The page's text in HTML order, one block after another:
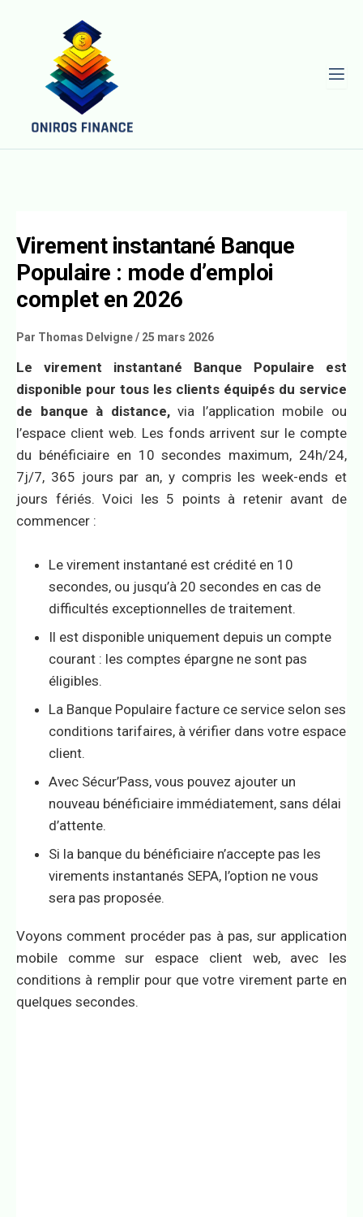
Virement instantané Banque
Populaire : mode d’emploi
complet en 2026
Par Thomas Delvigne/ 25 mars 2026
Le virement instantané Banque Populaire est
disponible pour tous les clients équipés du service
de banque à distance,via l’application mobile ou
l’espace client web. Les fonds arrivent sur le compte
du bénéficiaire en 10 secondes maximum, 24h/24,
7j/7, 365 jours par an, y compris les week-ends et
jours fériés. Voici les 5 points à retenir avant de
commencer :
Le virement instantané est crédité en 10
secondes, ou jusqu’à 20 secondes en cas de
difficultés exceptionnelles de traitement.
Il est disponible uniquement depuis un compte
courant : les comptes épargne ne sont pas
éligibles.
La Banque Populaire facture ce service selon ses
conditions tarifaires, à vérifier dans votre espace
client.
Avec Sécur’Pass, vous pouvez ajouter un
nouveau bénéficiaire immédiatement, sans délai
d’attente.
Si la banque du bénéficiaire n’accepte pas les
virements instantanés SEPA, l’option ne vous
sera pas proposée.
Voyons comment procéder pas à pas, sur application
mobile comme sur espace client web, avec les
conditions à remplir pour que votre virement parte en
quelques secondes.